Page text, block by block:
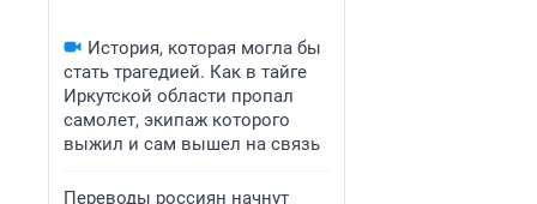
История, которая могла бы
стать трагедией. Как в тайге
Иркутской области пропал
самолет, экипаж которого
выжил и сам вышел на связь
Переводы россиян начнут